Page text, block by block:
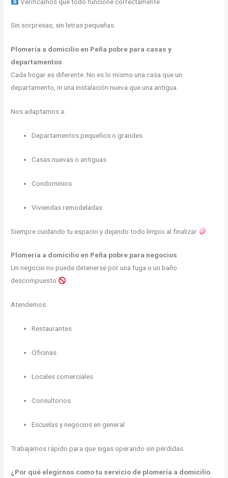
Sin sorpresas, sin letras pequeñas.
Plomería a domicilio en Peña pobre para casas y
departamentos
Cada hogar es diferente. No es lo mismo una casa que un
departamento, ni una instalación nueva que una antigua.
Nos adaptamos a:
Departamentos pequeños o grandes
Casas nuevas o antiguas
Condominios
Viviendas remodeladas
Siempre cuidando tu espacio y dejando todo limpio al finalizar
Plomería a domicilio en Peña pobre para negocios
Un negocio no puede detenerse por una fuga o un baño
descompuesto
.
Atendemos:
Restaurantes
Oficinas
Locales comerciales
Consultorios
Escuelas y negocios en general
Trabajamos rápido para que sigas operando sin pérdidas.
¿Por qué elegirnos como tu servicio de plomería a domicilio